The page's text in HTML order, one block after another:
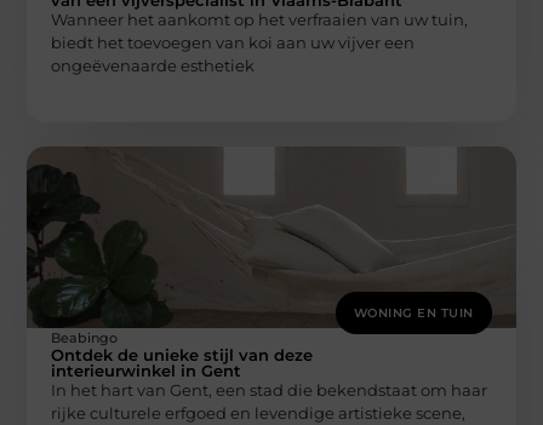
Wanneer het aankomt op het verfraaien van uw tuin,
biedt het toevoegen van koi aan uw vijver een
ongeëvenaarde esthetiek
WONING EN TUIN
Beabingo
Ontdek de unieke stijl van deze
interieurwinkel in Gent
In het hart van Gent, een stad die bekendstaat om haar
rijke culturele erfgoed en levendige artistieke scene,